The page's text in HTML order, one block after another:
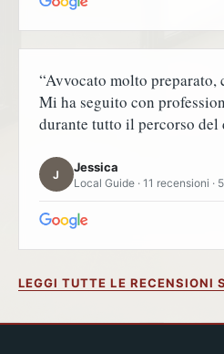
“Avvocato molto
Mi ha seguito con
durante tutto il percorso del
J
Jessica
Local Guide · 11 recensioni ·
LEGGI TUTTE LE RECENSIONI